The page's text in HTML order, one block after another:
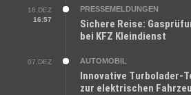
18.DEZ
16:57
PRESSEMELDUNGEN
Sichere Reise:
bei KFZ Kleindienst
07.DEZ AUTOMOBIL
Innovative Turbolader-
zur elektrischen